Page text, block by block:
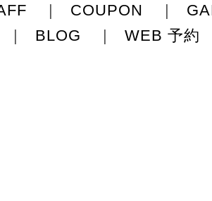
| COUPON |
| BLOG | WEB 予約